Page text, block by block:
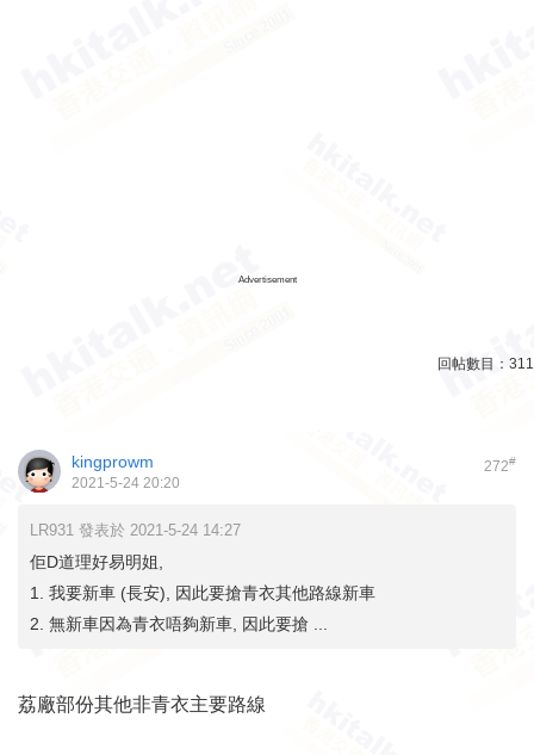
Advertisement
回帖數目： 311
272#
kingprowm
2021-5-24 20:20
LR931 發表於 2021-5-24 14:27
佢D道理好易明姐,
1. 我要新車 (長安), 因此要搶青衣其他路線新車
2. 無新車因為青衣唔夠新車, 因此要搶 ...
荔廠部份其他非青衣主要路線